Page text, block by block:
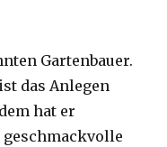
Gartenbauer.
das Anlegen
hat er